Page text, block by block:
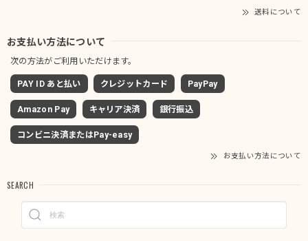
送料について
お支払い方法について
次の方法がご利用いただけます。
PAY ID あと払い クレジットカード PayPay
Amazon Pay キャリア決済 銀行振込
コンビニ決済またはPay-easy
お支払い方法について
SEARCH